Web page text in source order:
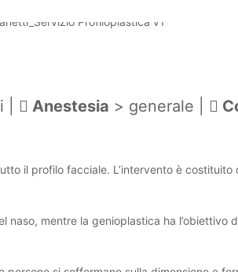
| Anestesia > generale |
il profilo facciale. L’intervento è
mentre la genioplastica ha l’obiettivo